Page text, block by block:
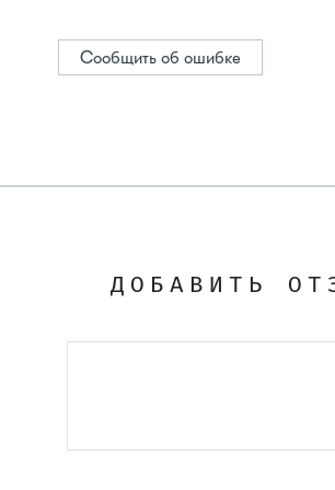
Сообщить об ошибке
ДОБАВИТЬ